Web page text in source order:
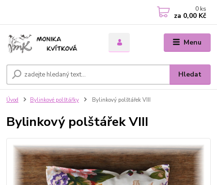
Menu
Hledat
0 ks
za 0,00 Kč
Úvod Bylinkové polštářky Bylinkový polštářek VIII
Bylinkový polštářek VIII